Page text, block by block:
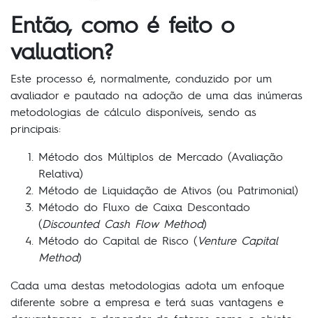
Então, como é feito o
valuation?
Este processo é, normalmente, conduzido por um
avaliador e pautado na adoção de uma das inúmeras
metodologias de cálculo disponíveis, sendo as
principais:
Método dos Múltiplos de Mercado (Avaliação
Relativa)
Método de Liquidação de Ativos (ou Patrimonial)
Método do Fluxo de Caixa Descontado
(Discounted Cash Flow Method)
Método do Capital de Risco (Venture Capital
Method)
Cada uma destas metodologias adota um enfoque
diferente sobre a empresa e terá suas vantagens e